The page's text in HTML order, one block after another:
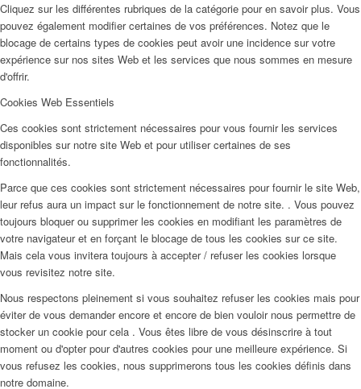
Cliquez sur les différentes rubriques de la catégorie pour en savoir plus. Vous
pouvez également modifier certaines de vos préférences. Notez que le
blocage de certains types de cookies peut avoir une incidence sur votre
expérience sur nos sites Web et les services que nous sommes en mesure
d'offrir.
Cookies Web Essentiels
Ces cookies sont strictement nécessaires pour vous fournir les services
disponibles sur notre site Web et pour utiliser certaines de ses
fonctionnalités.
Parce que ces cookies sont strictement nécessaires pour fournir le site Web,
leur refus aura un impact sur le fonctionnement de notre site. . Vous pouvez
toujours bloquer ou supprimer les cookies en modifiant les paramètres de
votre navigateur et en forçant le blocage de tous les cookies sur ce site.
Mais cela vous invitera toujours à accepter / refuser les cookies lorsque
vous revisitez notre site.
Nous respectons pleinement si vous souhaitez refuser les cookies mais pour
éviter de vous demander encore et encore de bien vouloir nous permettre de
stocker un cookie pour cela . Vous êtes libre de vous désinscrire à tout
moment ou d'opter pour d'autres cookies pour une meilleure expérience. Si
vous refusez les cookies, nous supprimerons tous les cookies définis dans
notre domaine.